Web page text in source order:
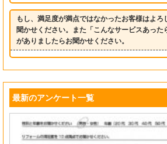
もし、満足度が満点ではなかったお客様はよろ
聞かせください。また「こんなサービスあった
がありましたらお聞かせください。
最新のアンケート一覧